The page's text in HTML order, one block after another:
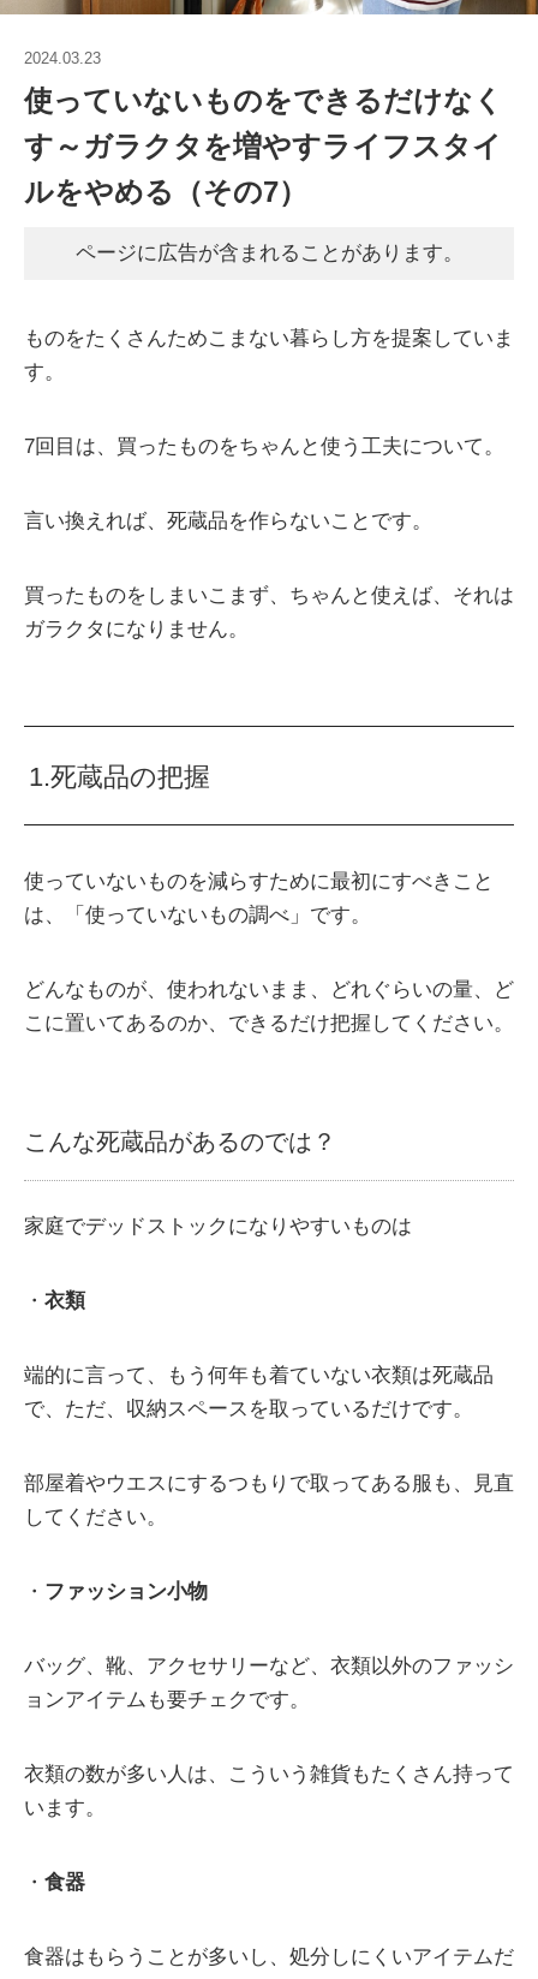
2024.03.23
使っていないものをできるだけなく
す～ガラクタを増やすライフスタイ
ルをやめる（その7）
ページに広告が含まれることがあります。
ものをたくさんためこまない暮らし方を提案していま
す。
7回目は、買ったものをちゃんと使う工夫について。
言い換えれば、死蔵品を作らないことです。
買ったものをしまいこまず、ちゃんと使えば、それは
ガラクタになりません。
1.死蔵品の把握
使っていないものを減らすために最初にすべきこと
は、「使っていないもの調べ」です。
どんなものが、使われないまま、どれぐらいの量、ど
こに置いてあるのか、できるだけ把握してください。
こんな死蔵品があるのでは？
家庭でデッドストックになりやすいものは
・ 衣類
端的に言って、もう何年も着ていない衣類は死蔵品
で、ただ、収納スペースを取っているだけです。
部屋着やウエスにするつもりで取ってある服も、見直
してください。
・ ファッション小物
バッグ、靴、アクセサリーなど、衣類以外のファッシ
ョンアイテムも要チェクです。
衣類の数が多い人は、こういう雑貨もたくさん持って
います。
・ 食器
食器はもらうことが多いし、処分しにくいアイテムだ